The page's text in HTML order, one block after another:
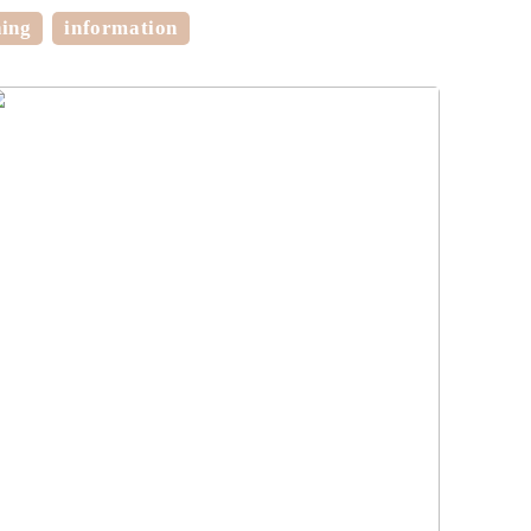
information